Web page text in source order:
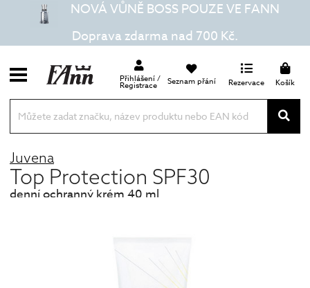
NOVÁ VŮNĚ BOSS POUZE VE FANN
Doprava zdarma nad 700 Kč.
Přihlášení /
Registrace Seznam přání Rezervace Košík
Juvena
Top Protection SPF30
denní ochranný krém 40 ml